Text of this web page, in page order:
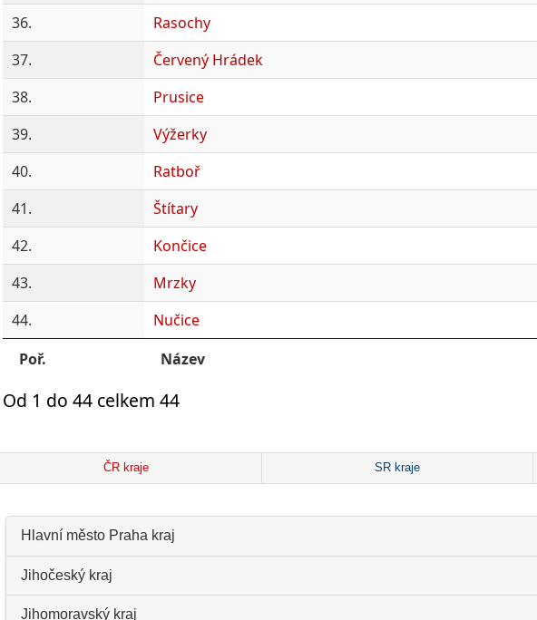
36.
Rasochy
37.
Červený Hrádek
38.
Prusice
39.
Výžerky
40.
Ratboř
41.
Štítary
42.
Končice
43.
Mrzky
44.
Nučice
Poř.
Název
Od 1 do 44 celkem 44
ČR kraje SR kraje
Hlavní město Praha kraj
Jihočeský kraj
Jihomoravský kraj